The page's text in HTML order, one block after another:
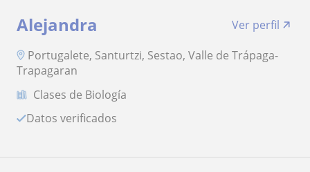
Alejandra
Ver perfil
Portugalete, Santurtzi, Sestao, Valle de Trápaga-
Trapagaran
Clases de Biología
Datos verificados